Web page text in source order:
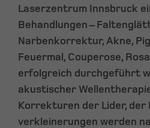
Laserzentrum Innsbruck
Behandlungen –
Narbenkorrektur, Akne,
Feuermal, Couperose,
erfolgreich durchgeführt
akustischer
Korrekturen der Lider,
verkleinerungen werden